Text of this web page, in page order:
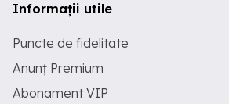
Informații utile
Puncte de fidelitate
Anunț Premium
Abonament VIP